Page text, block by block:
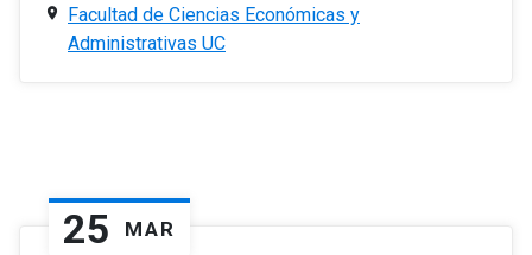
Facultad de Ciencias Económicas y
Administrativas UC
25 MAR